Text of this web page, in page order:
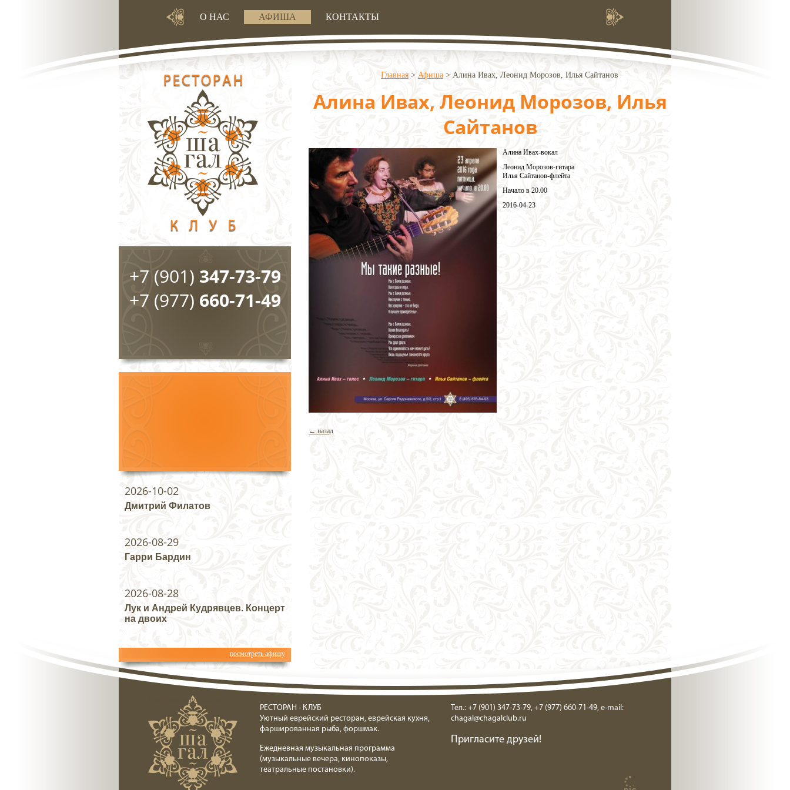
О НАС АФИША КОНТАКТЫ
Главная> Афиша > Алина Ивах, Леонид Морозов, Илья Сайтанов
Алина Ивах, Леонид Морозов, Илья
Сайтанов
Алина Ивах-вокал
Леонид Морозов-гитара
Илья Сайтанов-флейта
Начало в 20.00
2016-04-23
← назад
+7 (901) 347-73-79
+7 (977) 660-71-49
2026-10-02
Дмитрий Филатов
2026-08-29
Гарри Бардин
2026-08-28
Лук и Андрей Кудрявцев. Концерт
на двоих
посмотреть афишу
Ресторан клуб Шагал
РЕСТОРАН - КЛУБ
Уютный еврейский ресторан, еврейская кухня,
фаршированная рыба, форшмак.
Ежедневная музыкальная программа
(музыкальные вечера, кинопоказы,
театральные постановки).
Тел.: +7 (901) 347-73-79, +7 (977) 660-71-49, e-mail:
chagal@chagalclub.ru
Пригласите друзей!